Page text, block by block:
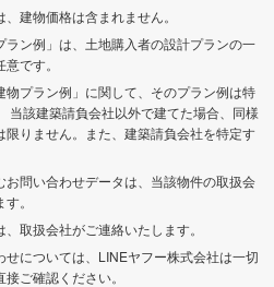
建物価格は含まれません。
ラン例」は、土地購入者の設計プランの一
です。
物プラン例」に関して、そのプラン例は特
当該建築請負会社以外で建てた場合、同様
りません。また、建築請負会社を特定す
問い合わせデータは、当該物件の取扱会
。
取扱会社がご連絡いたします。
については、LINEヤフー株式会社は一切
ご確認ください。